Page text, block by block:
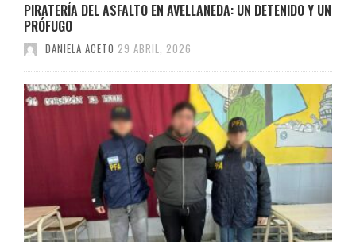
PIRATERÍA DEL ASFALTO EN AVELLANEDA: UN DETENIDO Y UN
PRÓFUGO
DANIELA ACETO 29 ABRIL, 2026